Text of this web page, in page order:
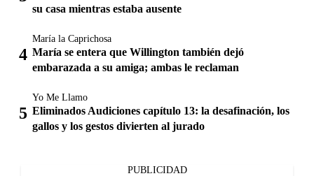
su casa mientras estaba ausente
María la Caprichosa
María se entera que Willington también dejó
embarazada a su amiga; ambas le reclaman
Yo Me Llamo
Eliminados Audiciones capítulo 13: la desafinación, los
gallos y los gestos divierten al jurado
PUBLICIDAD